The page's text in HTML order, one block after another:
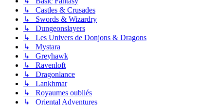
↳ Castles & Crusades
↳ Swords & Wizardry
↳ Dungeonslayers
↳ Les Univers de Donjons & Dragons
↳ Mystara
↳ Greyhawk
↳ Ravenloft
↳ Dragonlance
↳ Lankhmar
↳ Royaumes oubliés
↳ Oriental Adventures